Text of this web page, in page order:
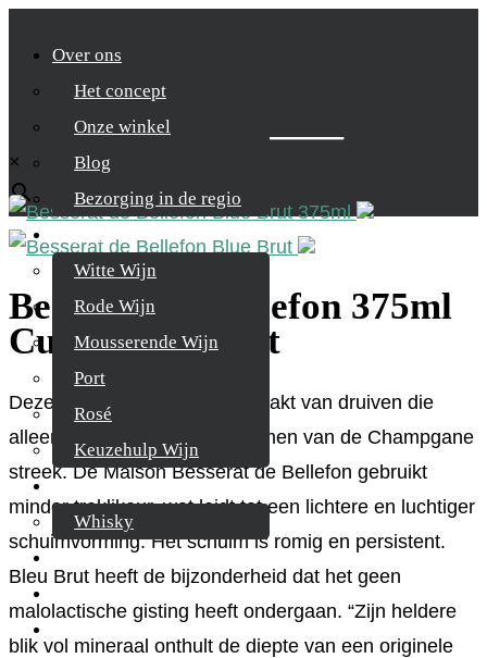
Over ons
Het concept
Onze winkel
Blog
Bezorging in de regio
Witte Wijn
Rode Wijn
Mousserende Wijn
Port
Rosé
Keuzehulp Wijn
Whisky
Whisky
Rum & Gin
Zoek je product
×
Besserat de Bellefon 375ml
Cuvee Blue Brut
Deze champagne wordt gemaakt van druiven die
alleen uit de beste dorpen komen van de Champgane
streek. De Maison Besserat de Bellefon gebruikt
minder treklikeur, wat leidt tot een lichtere en luchtiger
schuimvorming. Het schuim is romig en persistent.
Bleu Brut heeft de bijzonderheid dat het geen
malolactische gisting heeft ondergaan. “Zijn heldere
blik vol mineraal onthult de diepte van een originele